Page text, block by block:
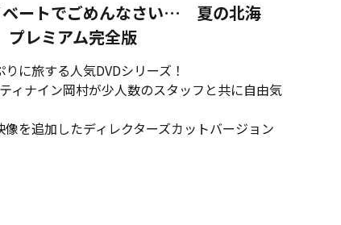
ートでごめんなさい… 夏の北海
レミアム完全版
に旅する人気DVDシリーズ！
ィナイン岡村が少人数のスタッフと共に自由気
を追加したディレクターズカットバージョン